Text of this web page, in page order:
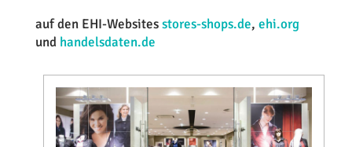
auf den EHI-Websitesstores-shops.de, ehi.org
und handelsdaten.de